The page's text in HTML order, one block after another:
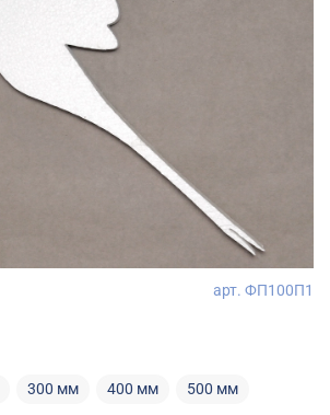
арт. ФП100П1
300 мм 400 мм 500 мм